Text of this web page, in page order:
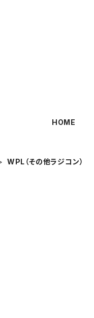
HOME
WPL（その他ラジコン）